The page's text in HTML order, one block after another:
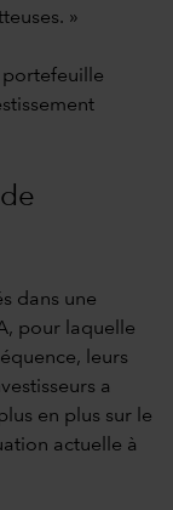
»
portefeuille
dans une
pour laquelle
leurs
a
en plus sur le
actuelle à